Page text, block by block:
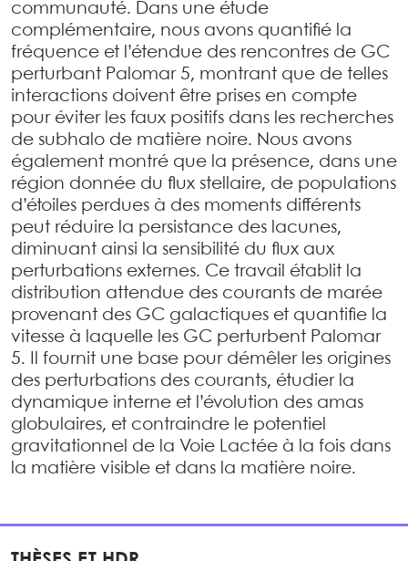
communauté. Dans une étude
complémentaire, nous avons quantifié la
fréquence et l’étendue des rencontres de GC
perturbant Palomar 5, montrant que de telles
interactions doivent être prises en compte
pour éviter les faux positifs dans les recherches
de subhalo de matière noire. Nous avons
également montré que la présence, dans une
région donnée du flux stellaire, de populations
d’étoiles perdues à des moments différents
peut réduire la persistance des lacunes,
diminuant ainsi la sensibilité du flux aux
perturbations externes. Ce travail établit la
distribution attendue des courants de marée
provenant des GC galactiques et quantifie la
vitesse à laquelle les GC perturbent Palomar
5. Il fournit une base pour démêler les origines
des perturbations des courants, étudier la
dynamique interne et l’évolution des amas
globulaires, et contraindre le potentiel
gravitationnel de la Voie Lactée à la fois dans
la matière visible et dans la matière noire.